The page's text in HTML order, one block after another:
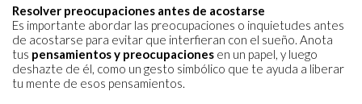
Resolver preocupaciones antes de acostarse
Es importante abordar las preocupaciones o inquietudes antes
de acostarse para evitar que interfieran con el sueño. Anota
tus pensamientos y preocupaciones en un papel, y luego
deshazte de él, como un gesto simbólico que te ayuda a liberar
tu mente de esos pensamientos.